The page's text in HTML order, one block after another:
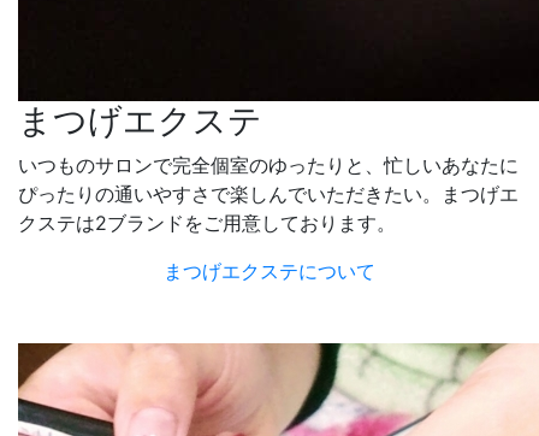
まつげエクステ
いつものサロンで完全個室のゆったりと、忙しいあなたに
ぴったりの通いやすさで楽しんでいただきたい。まつげエ
クステは2ブランドをご用意しております。
まつげエクステについて